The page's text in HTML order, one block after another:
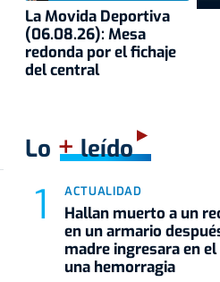
La Movida Deportiva
(06.08.26): Mesa
redonda por el fichaje
del central
Lo +leído
ACTUALIDAD
Hallan muerto a un
en un armario
madre ingresara en
una hemorragia